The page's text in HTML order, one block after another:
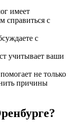
имеет
справиться с
с
учитывает ваши
не только
причины